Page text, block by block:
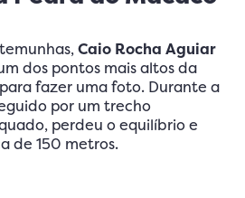
Caio Rocha Aguiar
dos pontos mais altos da
para fazer uma foto. Durante a
por um trecho
perdeu o equilíbrio e
de 150 metros.